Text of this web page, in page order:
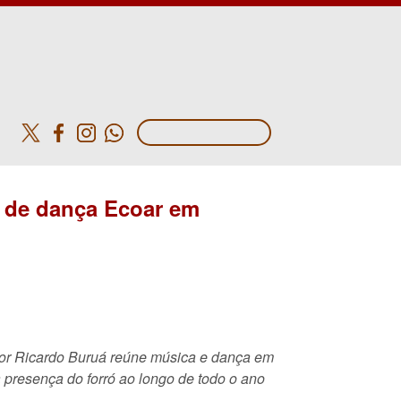
dança Ecoar em
Ricardo Buruá reúne música e dança em
presença do forró ao longo de todo o ano